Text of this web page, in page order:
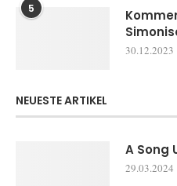
5
30.12.2023
NEUESTE ARTIKEL
A Song
29.03.2024